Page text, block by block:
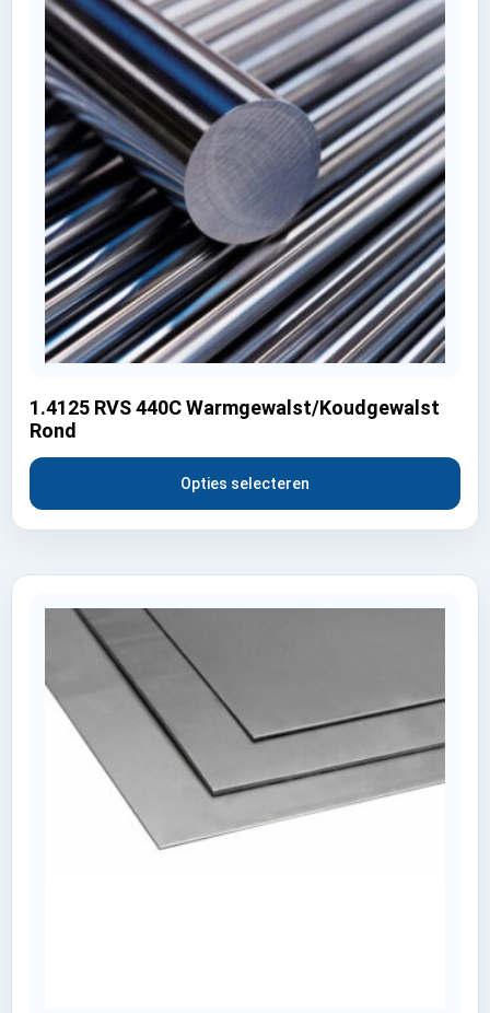
1.4125 RVS 440C Warmgewalst/Koudgewalst
Rond
Opties selecteren